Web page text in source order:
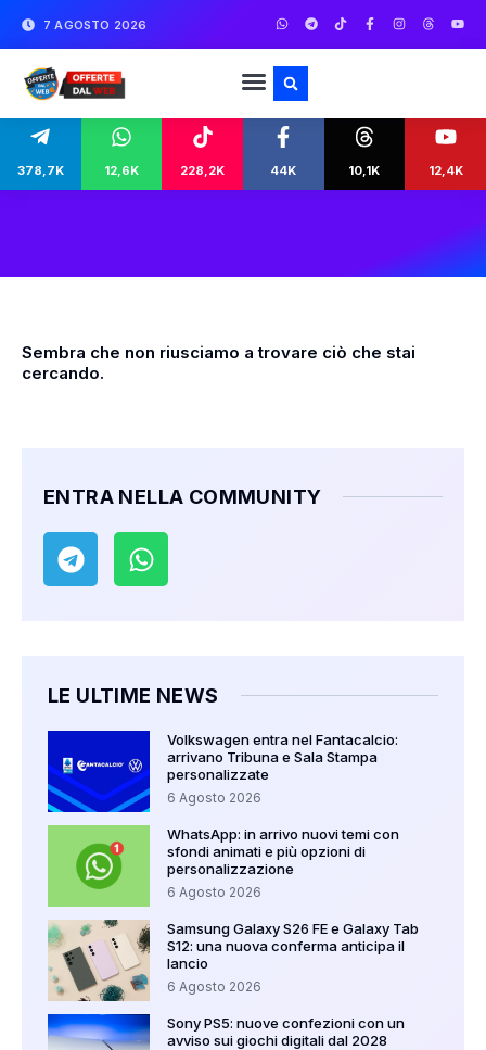
7 AGOSTO 2026
378,7K 12,6K 228,2K 44K 10,1K 12,4K
Sembra che non riusciamo a trovare ciò che stai
cercando.
ENTRA NELLA COMMUNITY
LE ULTIME NEWS
Volkswagen entra nel Fantacalcio:
arrivano Tribuna e Sala Stampa
personalizzate
6 Agosto 2026
WhatsApp: in arrivo nuovi temi con
sfondi animati e più opzioni di
personalizzazione
6 Agosto 2026
Samsung Galaxy S26 FE e Galaxy Tab
S12: una nuova conferma anticipa il
lancio
6 Agosto 2026
Sony PS5: nuove confezioni con un
avviso sui giochi digitali dal 2028